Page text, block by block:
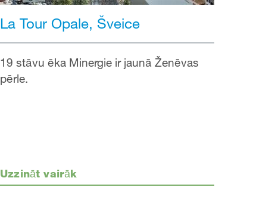
La Tour Opale, Šveice
19 stāvu ēka Minergie ir jaunā Ženēvas
pērle.
Uzzināt vairāk